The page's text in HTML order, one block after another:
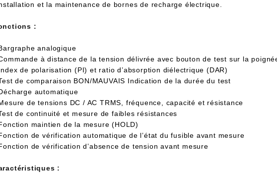
et la maintenance de bornes de recharge électrique.
:
analogique
à distance de la tension délivrée avec bouton de test sur la
de polarisation (PI) et ratio d’absorption diélectrique (DAR)
de comparaison BON/MAUVAIS Indication de la durée du test
automatique
de tensions DC / AC TRMS, fréquence, capacité et résistance
de continuité et mesure de faibles résistances
maintien de la mesure (HOLD)
de vérification automatique de l’état du fusible avant mesure
de vérification d’absence de tension avant mesure
: